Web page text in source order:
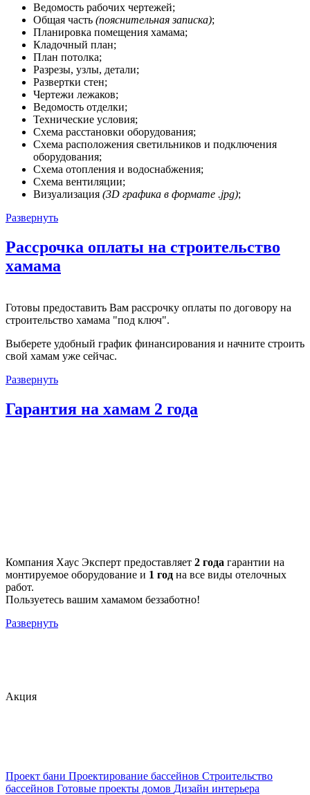
Ведомость рабочих чертежей;
Общая часть (пояснительная записка);
Планировка помещения хамама;
Кладочный план;
План потолка;
Разрезы, узлы, детали;
Развертки стен;
Чертежи лежаков;
Ведомость отделки;
Технические условия;
Схема расстановки оборудования;
Схема расположения светильников и подключения
оборудования;
Схема отопления и водоснабжения;
Схема вентиляции;
Визуализация (3D графика в формате .jpg);
Развернуть
Рассрочка оплаты на строительство
хамама
Готовы предоставить Вам рассрочку оплаты по договору на
строительство хамама "под ключ".
Выберете удобный график финансирования и начните строить
свой хамам уже сейчас.
Развернуть
Гарантия на хамам 2 года
Компания Хаус Эксперт предоставляет 2 года гарантии на
монтируемое оборудование и 1 год на все виды отелочных
работ.
Пользуетесь вашим хамамом беззаботно!
Развернуть
Акция
Проект бани Проектирование бассейнов Строительство
бассейнов Готовые проекты домов Дизайн интерьера